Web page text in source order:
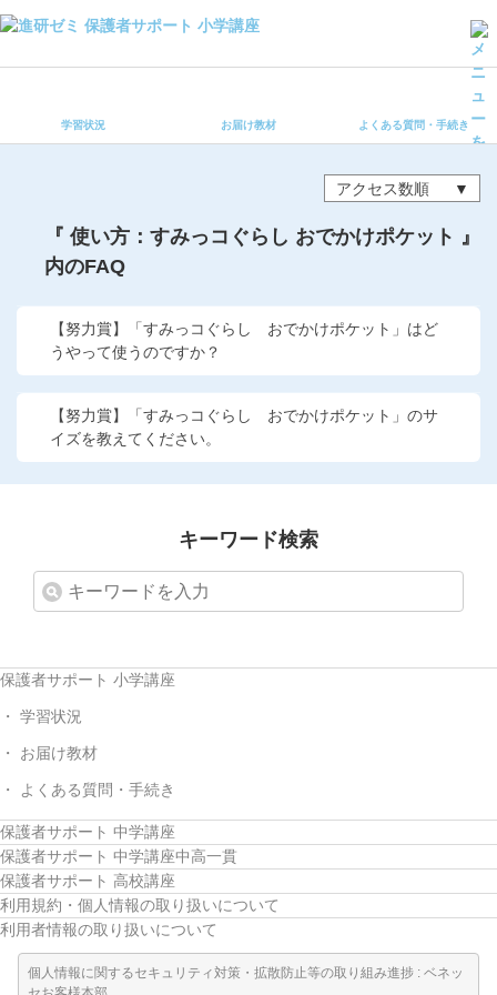
よくある質問・手続き
登録情報の変更・各種お手続き
会員ページへログイン
よくある質問・お問い合わせ
お問い合わせ窓口
こどもちゃれんじ
進研ゼミ 中学講座
進研ゼミ 中学講座 中高一貫
進研ゼミ 高校講座
進研ゼミ小学講座のご紹介はこちら
会員サイト(お子様用)はこちら
学習状況 お届け教材 よくある質問・手続き
アクセス数順
『 使い方：すみっコぐらし おでかけポケット 』
内のFAQ
【努力賞】「すみっコぐらし おでかけポケット」はど
うやって使うのですか？
【努力賞】「すみっコぐらし おでかけポケット」のサ
イズを教えてください。
キーワード検索
保護者サポート 小学講座
学習状況
お届け教材
よくある質問・手続き
保護者サポート 中学講座
保護者サポート 中学講座中高一貫
保護者サポート 高校講座
利用規約・個人情報の取り扱いについて
利用者情報の取り扱いについて
個人情報に関するセキュリティ対策・拡散防止等の取り組み進捗 : ベネッ